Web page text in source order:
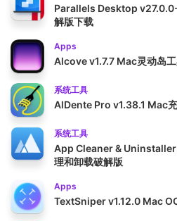
Parallels Desktop
解版下载
Apps
Alcove v1.7.7 Mac灵动岛
系统工具
AlDente Pro v1.38.1 Mac
系统工具
App Cleaner &
理和卸载破解版
Apps
TextSniper v1.12.0 Mac